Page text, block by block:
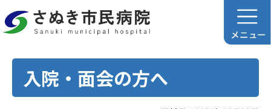
入院・面会の方へ